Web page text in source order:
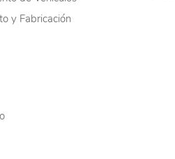
y Fabricación